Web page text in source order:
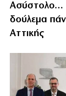
Ασύστολο…
δούλεμα
Αττικής